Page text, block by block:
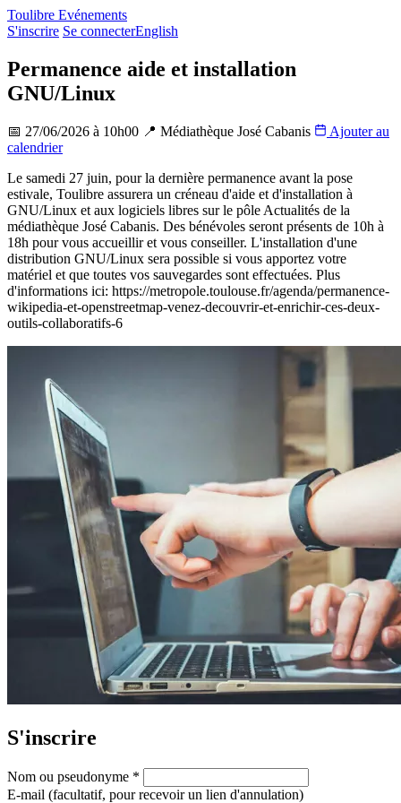
Toulibre Evénements
S'inscrire Se connecterEnglish
Permanence aide et installation
GNU/Linux
📅 27/06/2026 à 10h00 📍 Médiathèque José Cabanis
Ajouter au
calendrier
Permanence aide et installation GNU/Linux
+
−
Le samedi 27 juin, pour la dernière permanence avant la pose
estivale, Toulibre assurera un créneau d'aide et d'installation à
GNU/Linux et aux logiciels libres sur le pôle Actualités de la
médiathèque José Cabanis. Des bénévoles seront présents de 10h à
18h pour vous accueillir et vous conseiller. L'installation d'une
distribution GNU/Linux sera possible si vous apportez votre
matériel et que toutes vos sauvegardes sont effectuées. Plus
d'informations ici: https://metropole.toulouse.fr/agenda/permanence-
wikipedia-et-openstreetmap-venez-decouvrir-et-enrichir-ces-deux-
outils-collaboratifs-6
S'inscrire
Nom ou pseudonyme *
E-mail (facultatif, pour recevoir un lien d'annulation)